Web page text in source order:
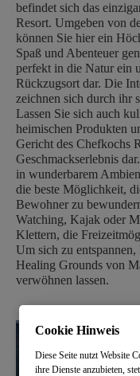
befindet sich das
Resort. Umgeben von
können Sie hier ein
Spaß und Abenteuer
perfekt in die Natur ein
Rückzugsort dar. Die
zeichnen sich durch ihr
Lassen Sie sich auch
heimischen Produkten
Gericht des Chefkochs
Geschmackserlebnis
in wunderbarem
die beste Möglichkeit,
Bewohner zu
Watching, Kajak oder
Klettern, die
Um sich zu
Healing Grounds von
verwöhnen lassen.
Cookie Hinweis
Diese Seite nutzt Website
ihre Dienste anzubieten,